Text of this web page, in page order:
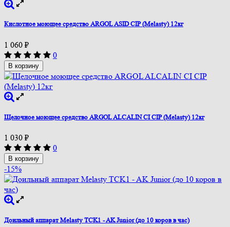
Кислотное моющее средство ARGOL ASID CIP (Melasty) 12кг
1 060 ₽
0
В корзину
Щелочное моющее средство ARGOL ALCALIN CI CIP (Melasty) 12кг
1 030 ₽
0
В корзину
-15%
Доильный аппарат Melasty TCK1 - AK Junior (до 10 коров в час)